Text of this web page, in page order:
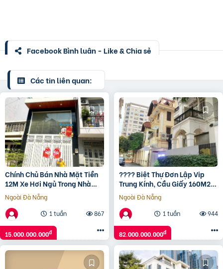
Facebook Bình luận - Like & Chia sẻ
Các tin liên quan:
Chính Chủ Bán Nhà Mặt Tiền
12M Xe Hơi Ngủ Trong Nhà
View Trường Tiểu Học Nguyễn
Văn Trỗi – Đường
Ngoài Đà Nẵng
1 tuần
867
15.000.000.000đ
???? Biệt Thự Đơn Lập Vip
Trung Kính, Cầu Giấy 160M2
4T Mt 13M, Chỉ 45 Tỷ ????
Ngoài Đà Nẵng
1 tuần
944
82.000.000.000đ